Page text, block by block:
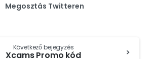
Megosztás Twitteren
Következő bejegyzés
Xcams Promo kód